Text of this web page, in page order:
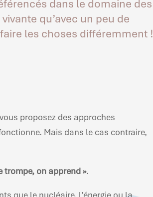
dans le domaine des
qu’avec un peu de
les choses différemment !
proposez des approches
Mais dans le cas contraire,
trompe, on apprend ».